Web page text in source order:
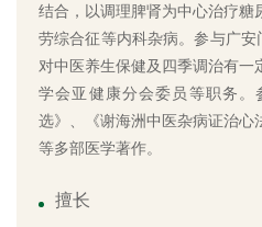
结合，以调理脾肾为中心治疗糖
劳综合征等内科杂病。参与广安
对中医养生保健及四季调治有一
学会亚健康分会委员等职务
选》、《谢海洲中医杂病证治心
等多部医学著作。
擅长